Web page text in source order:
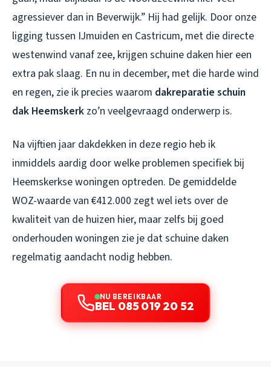
agressiever dan in Beverwijk.” Hij had gelijk. Door onze
ligging tussen IJmuiden en Castricum, met die directe
westenwind vanaf zee, krijgen schuine daken hier een
extra pak slaag. En nu in december, met die harde wind
en regen, zie ik precies waarom dakreparatie schuin
dak Heemskerk zo’n veelgevraagd onderwerp is.
Na vijftien jaar dakdekken in deze regio heb ik
inmiddels aardig door welke problemen specifiek bij
Heemskerkse woningen optreden. De gemiddelde
WOZ-waarde van €412.000 zegt wel iets over de
kwaliteit van de huizen hier, maar zelfs bij goed
onderhouden woningen zie je dat schuine daken
regelmatig aandacht nodig hebben.
NU BEREIKBAAR
BEL 085 019 20 52